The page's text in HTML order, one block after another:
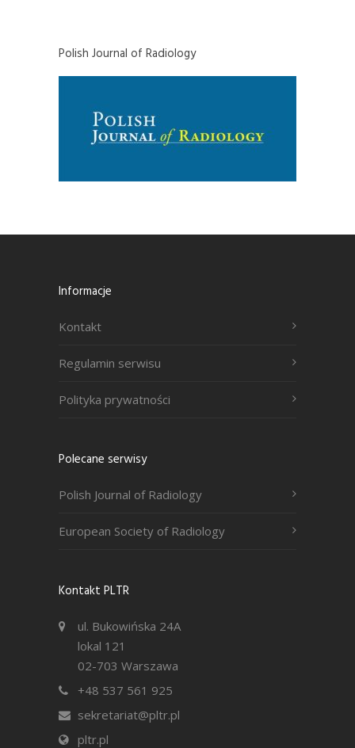
Polish Journal of Radiology
Informacje
Kontakt
Regulamin serwisu
Polityka prywatności
Polecane serwisy
Polish Journal of Radiology
European Society of Radiology
Kontakt PLTR
ul. Bukowińska 24A
lokal 121
02-703 Warszawa
+48 537 561 925
sekretariat@pltr.pl
pltr.pl